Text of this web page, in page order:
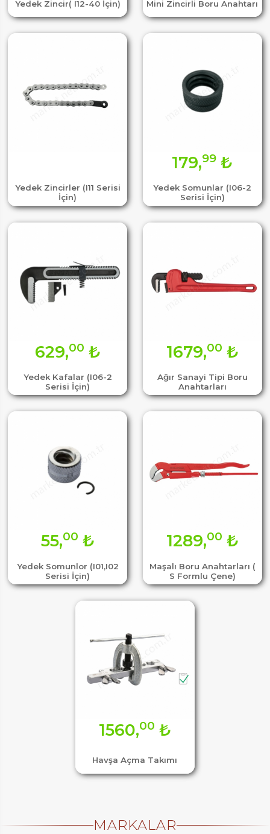
Yedek Zincir( I12-40 İçin) Mini Zincirli Boru Anahtarı
Yedek Zincirler (I11 Serisi
İçin)
Yedek Somunlar (I06-2
Serisi İçin)
179,99 ₺
Yedek Kafalar (I06-2
Serisi İçin)
629,00 ₺
Ağır Sanayi Tipi Boru
Anahtarları
1679,00 ₺
Yedek Somunlor (I01,I02
Serisi İçin)
55,00 ₺
Maşalı Boru Anahtarları (
S Formlu Çene)
1289,00 ₺
Havşa Açma Takımı
1560,00 ₺
MARKALAR